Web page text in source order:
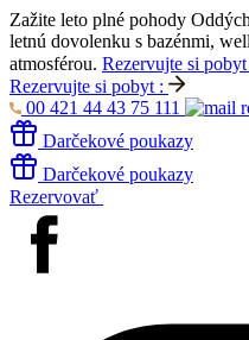
Zažite leto plné pohody
letnú dovolenku s bazénmi,
atmosférou. Rezervujte si pobyt
Rezervujte si pobyt :
00 421 44 43 75 111
Darčekové poukazy
Darčekové poukazy
Rezervovať